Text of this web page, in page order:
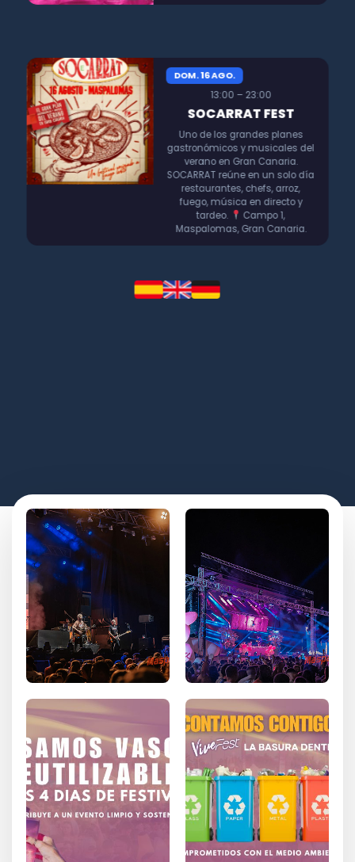
DOM. 16 AGO.
13:00 – 23:00
SOCARRAT FEST
Uno de los grandes planes
gastronómicos y musicales del
verano en Gran Canaria.
SOCARRAT reúne en un solo día
restaurantes, chefs, arroz,
fuego, música en directo y
tardeo.
Campo 1,
Maspalomas, Gran Canaria.